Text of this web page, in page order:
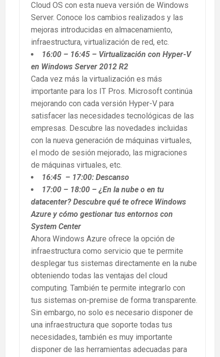
Cloud OS con esta nueva versión de Windows
Server. Conoce los cambios realizados y las
mejoras introducidas en almacenamiento,
infraestructura, virtualización de red, etc.
16:00 – 16:45 – Virtualización con Hyper-V
en Windows Server 2012 R2
Cada vez más la virtualización es más
importante para los IT Pros. Microsoft continúa
mejorando con cada versión Hyper-V para
satisfacer las necesidades tecnológicas de las
empresas. Descubre las novedades incluidas
con la nueva generación de máquinas virtuales,
el modo de sesión mejorado, las migraciones
de máquinas virtuales, etc.
16:45 – 17:00: Descanso
17:00 – 18:00 – ¿En la nube o en tu
datacenter? Descubre qué te ofrece Windows
Azure y cómo gestionar tus entornos con
System Center
Ahora Windows Azure ofrece la opción de
infraestructura como servicio que te permite
desplegar tus sistemas directamente en la nube
obteniendo todas las ventajas del cloud
computing. También te permite integrarlo con
tus sistemas on-premise de forma transparente.
Sin embargo, no solo es necesario disponer de
una infraestructura que soporte todas tus
necesidades, también es muy importante
disponer de las herramientas adecuadas para